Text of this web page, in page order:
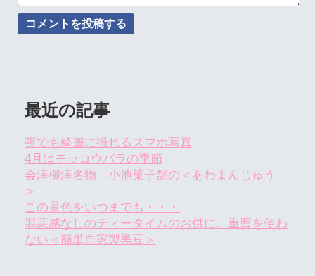
最近の記事
夜でも綺麗に撮れるスマホ写真
4月はモッコウバラの季節
会津柳津名物 小池菓子舗の＜あわまんじゅう
＞
この景色をいつまでも・・・
罪悪感なしのティータイムのお供に。重曹を使わ
ない＜簡単自家製黒豆＞